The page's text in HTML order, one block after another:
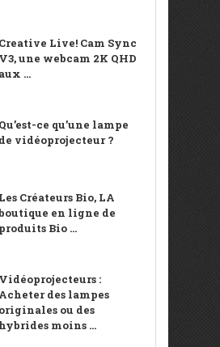
Creative Live! Cam Sync
V3, une webcam 2K QHD
aux ...
Qu’est-ce qu’une lampe
de vidéoprojecteur ?
Les Créateurs Bio, LA
en ligne de
produits Bio ...
Vidéoprojecteurs :
Acheter des lampes
originales ou des
hybrides moins ...